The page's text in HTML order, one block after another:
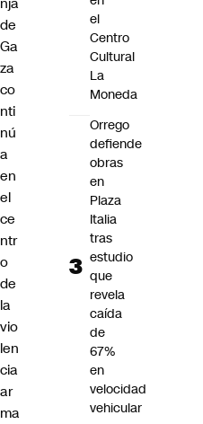
de
Ga
za
co
nti
nú
a
en
el
ce
ntr
o
de
la
vio
len
cia
ar
ma
el
Centro
Cultural
La
Moneda
Orrego
defiende
obras
en
Plaza
Italia
tras
estudio
que
revela
caída
de
67%
en
velocidad
vehicular